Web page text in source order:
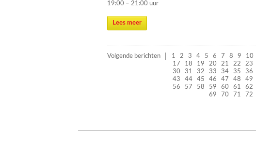
19:00 – 21:00 uur
Lees meer
Volgende berichten 1 2 3 4 5 6 7 8 9 10
17
18 19 20 21 22 23
30
31 32 33 34 35 36
43
44 45 46 47 48 49
56
57 58 59 60 61 62
69
70 71 72